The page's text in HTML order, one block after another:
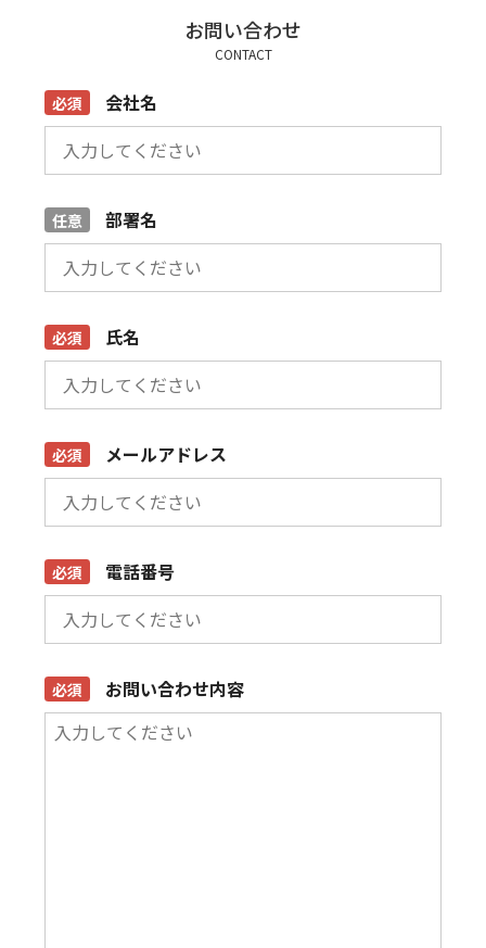
お問い合わせ
CONTACT
会社名
部署名
氏名
メールアドレス
電話番号
お問い合わせ内容